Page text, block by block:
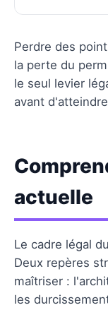
Comprendre
Les
Questions
Perdre des
la perte du
le seul levier
avant
actuelle
Le cadre légal
Deux repères
maîtriser :
les